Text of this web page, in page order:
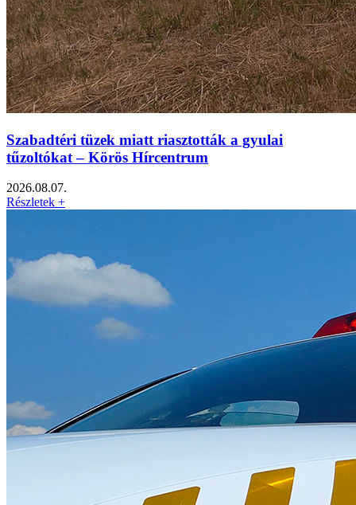
Szabadtéri tüzek miatt riasztották a gyulai
tűzoltókat – Körös Hírcentrum
2026.08.07.
Részletek +